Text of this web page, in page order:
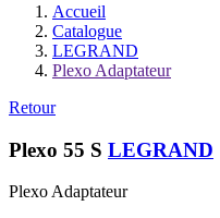
Accueil
Catalogue
LEGRAND
Plexo Adaptateur
Retour
Plexo 55 S LEGRAND
Plexo Adaptateur